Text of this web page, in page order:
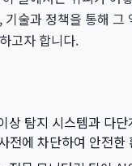
기술과 정책을 통해 그
고자 합니다.
상 탐지 시스템과 다
전에 차단하여 안전한